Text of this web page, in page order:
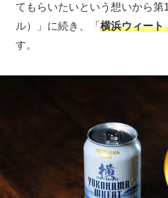
てもらいたいという想いから
ル）」に続き、「横浜ウィート
す。